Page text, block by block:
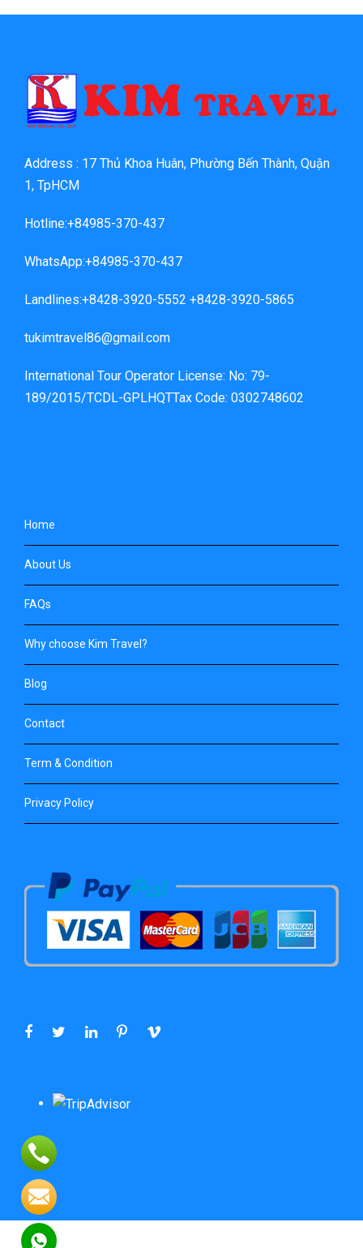
Address : 17 Thủ Khoa Huân, Phường Bến Thành, Quận
1, TpHCM
Hotline:+84985-370-437
WhatsApp:+84985-370-437
Landlines:+8428-3920-5552 +8428-3920-5865
tukimtravel86@gmail.com
International Tour Operator License: No: 79-
189/2015/TCDL-GPLHQTTax Code: 0302748602
Home
About Us
FAQs
Why choose Kim Travel?
Blog
Contact
Term & Condition
Privacy Policy